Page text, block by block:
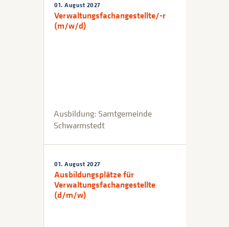
01. August 2027
Verwaltungsfachangestellte/-r
(m/w/d)
Ausbildung: Samtgemeinde
Schwarmstedt
01. August 2027
Ausbildungsplätze für
Verwaltungsfachangestellte
(d/m/w)